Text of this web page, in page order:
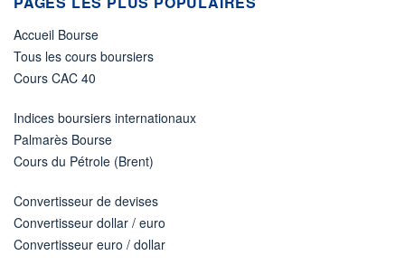
+ PORTEFEUILLE
Accueil Bourse
Tous les cours boursiers
Cours CAC 40
Indices boursiers internationaux
Palmarès Bourse
Cours du Pétrole (Brent)
Convertisseur de devises
Convertisseur dollar / euro
Convertisseur euro / dollar